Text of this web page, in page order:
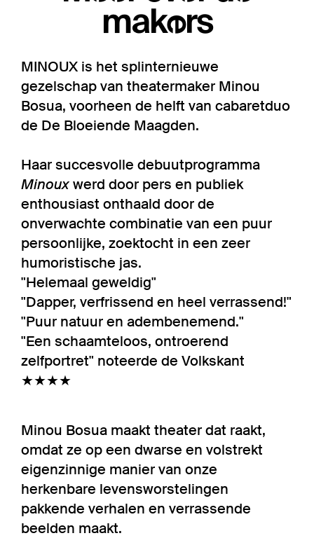
makers
MINOUX is het splinternieuwe
gezelschap van theatermaker Minou
Bosua, voorheen de helft van cabaretduo
de De Bloeiende Maagden.
Haar succesvolle debuutprogramma
Minouxwerd door pers en publiek
enthousiast onthaald door de
onverwachte combinatie van een puur
persoonlijke, zoektocht in een zeer
humoristische jas.
"Helemaal geweldig"
"Dapper, verfrissend en heel verrassend!"
"Puur natuur en adembenemend."
"Een schaamteloos, ontroerend
zelfportret" noteerde de Volkskant
★★★★
Minou Bosua maakt theater dat raakt,
omdat ze op een dwarse en volstrekt
eigenzinnige manier van onze
herkenbare levensworstelingen
pakkende verhalen en verrassende
beelden maakt.